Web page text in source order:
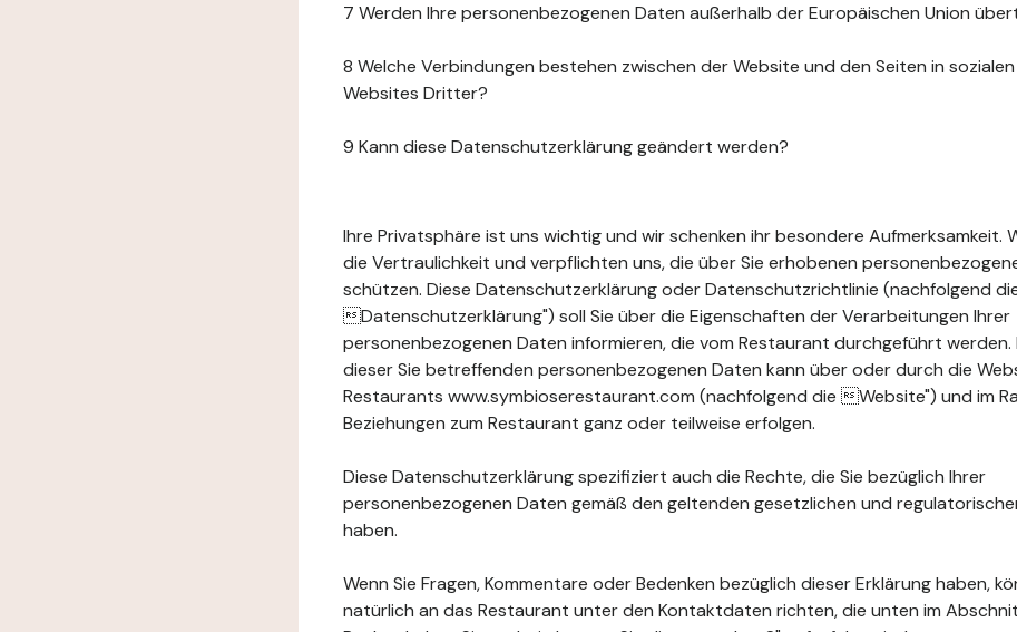
7 Werden Ihre personenbezogenen Daten außerhalb der Europäischen Union
8 Welche Verbindungen bestehen zwischen der Website und den Seiten in
Websites Dritter?
9 Kann diese Datenschutzerklärung geändert werden?
Ihre Privatsphäre ist uns wichtig und wir schenken ihr besondere Aufmerksamkeit.
die Vertraulichkeit und verpflichten uns, die über Sie erhobenen
schützen. Diese Datenschutzerklärung oder Datenschutzrichtlinie (nachfolgend
Datenschutzerklärung") soll Sie über die Eigenschaften der Verarbeitungen Ihrer
personenbezogenen Daten informieren, die vom Restaurant durchgeführt werden.
dieser Sie betreffenden personenbezogenen Daten kann über oder durch die
Restaurants www.symbioserestaurant.com (nachfolgend die Website") und im
Beziehungen zum Restaurant ganz oder teilweise erfolgen.
Diese Datenschutzerklärung spezifiziert auch die Rechte, die Sie bezüglich Ihrer
personenbezogenen Daten gemäß den geltenden gesetzlichen und
haben.
Wenn Sie Fragen, Kommentare oder Bedenken bezüglich dieser Erklärung haben,
natürlich an das Restaurant unter den Kontaktdaten richten, die unten im